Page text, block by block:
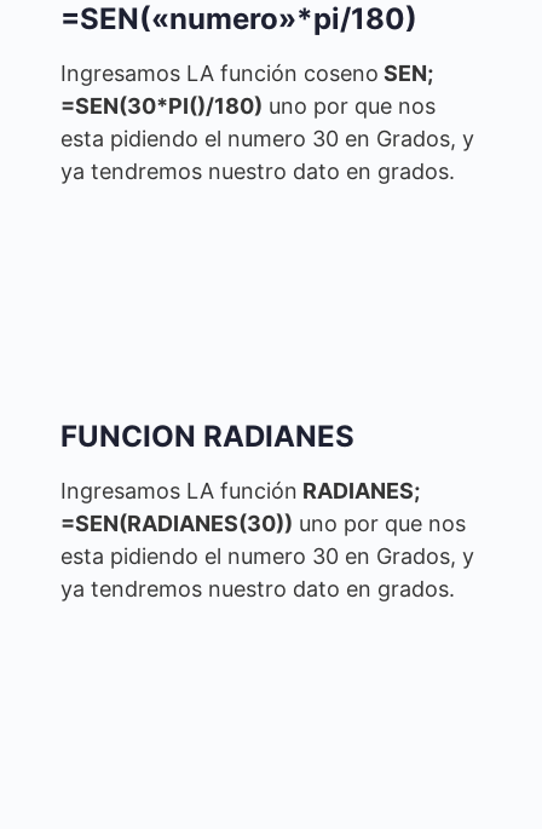
=SEN(«numero»*pi/180)
Ingresamos LA función coseno SEN;
=SEN(30*PI()/180) uno por que nos
esta pidiendo el numero 30 en Grados, y
ya tendremos nuestro dato en grados.
FUNCION RADIANES
Ingresamos LA función RADIANES;
=SEN(RADIANES(30)) uno por que nos
esta pidiendo el numero 30 en Grados, y
ya tendremos nuestro dato en grados.